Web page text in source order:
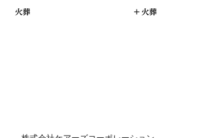
火葬 + 火葬